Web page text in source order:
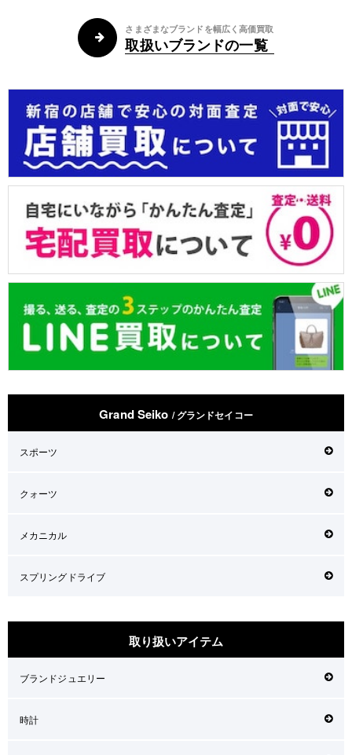
さまざまなブランドを幅広く高価買取
取扱いブランドの一覧
Grand Seiko / グランドセイコー
スポーツ
クォーツ
メカニカル
スプリングドライブ
取り扱いアイテム
ブランドジュエリー
時計